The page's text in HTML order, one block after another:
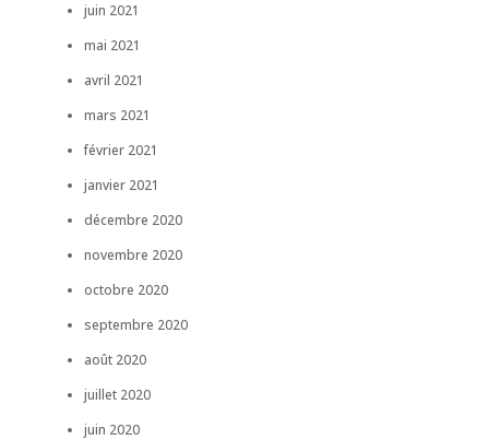
juin 2021
mai 2021
avril 2021
mars 2021
février 2021
janvier 2021
décembre 2020
novembre 2020
octobre 2020
septembre 2020
août 2020
juillet 2020
juin 2020